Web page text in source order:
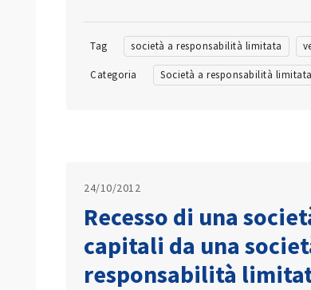
Tag società a responsabilità limitata
Categoria Società a responsabilità limitata
24/10/2012
Recesso di una
capitali da una
responsabilità